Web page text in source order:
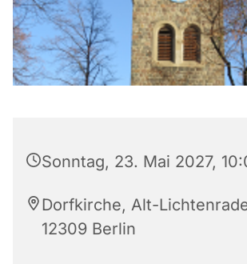
Sonntag, 23. Mai 2027,
Dorfkirche, Alt-
12309 Berlin